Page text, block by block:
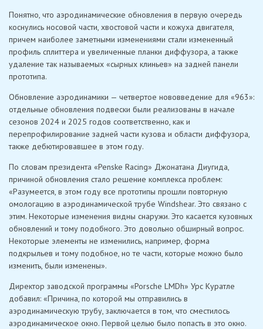
Понятно, что аэродинамические обновления в первую очередь
коснулись носовой части, хвостовой части и кожуха двигателя,
причем наиболее заметными изменениями стали измененный
профиль сплиттера и увеличенные планки диффузора, а также
удаление так называемых «сырных клиньев» на задней панели
прототипа.
Обновление аэродинамики — четвертое нововведение для «963»:
отдельные обновления подвески были реализованы в начале
сезонов 2024 и 2025 годов соответственно, как и
перепрофилирование задней части кузова и области диффузора,
также дебютировавшее в этом году.
По словам президента «Penske Racing» Джонатана Диугида,
причиной обновления стало решение комплекса проблем:
«Разумеется, в этом году все прототипы прошли повторную
омологацию в аэродинамической трубе Windshear. Это связано с
этим. Некоторые изменения видны снаружи. Это касается кузовных
обновлений и тому подобного. Это довольно обширный вопрос.
Некоторые элементы не изменились, например, форма
подкрыльев и тому подобное, но те части, которые можно было
изменить, были изменены».
Директор заводской программы «Porsche LMDh» Урс Куратле
добавил: «Причина, по которой мы отправились в
аэродинамическую трубу, заключается в том, что сместилось
аэродинамическое окно. Первой целью было попасть в это окно.